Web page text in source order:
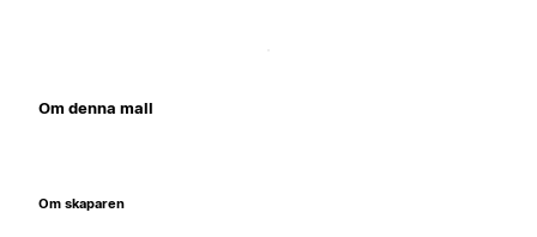
Om denna mall
Om skaparen